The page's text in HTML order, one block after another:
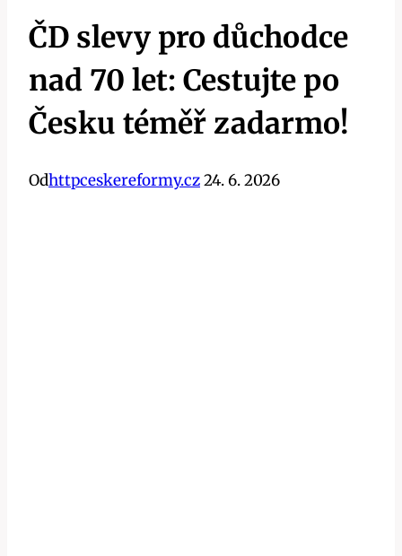
ČD slevy pro důchodce
nad 70 let: Cestujte po
Česku téměř zadarmo!
Odhttpceskereformy.cz24. 6. 2026